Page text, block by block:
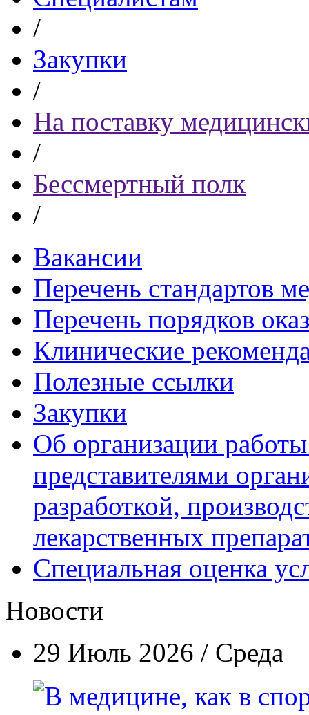
/
Закупки
/
На поставку
/
Бессмертный полк
/
Вакансии
Перечень стандартов
Перечень порядков
Клинические
Полезные ссылки
Закупки
Об организации
представителями
разработкой,
лекарственных
Специальная оценка
Новости
29 Июль 2026 / Среда